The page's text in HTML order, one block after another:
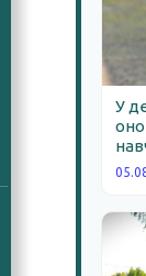
У